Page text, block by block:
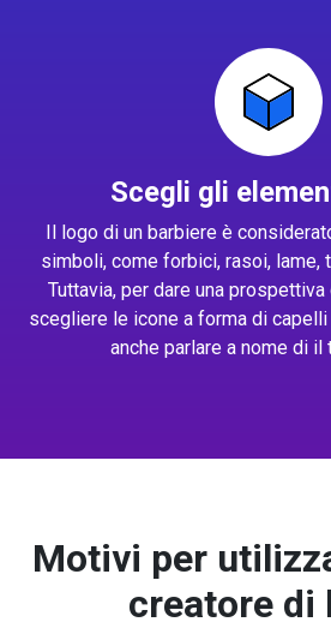
Scegli gli
Il logo di un barbiere è
simboli, come forbici, rasoi, lame,
Tuttavia, per dare una
scegliere le icone a forma di
anche parlare a nome di il
Motivi per
creatore di